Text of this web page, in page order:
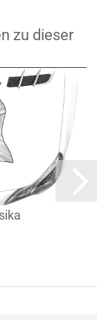
zu dieser